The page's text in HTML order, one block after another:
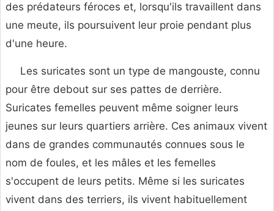
des prédateurs féroces et, lorsqu'ils travaillent dans
une meute, ils poursuivent leur proie pendant plus
d'une heure.
Les suricates sont un type de mangouste, connu
pour être debout sur ses pattes de derrière.
Suricates femelles peuvent même soigner leurs
jeunes sur leurs quartiers arrière. Ces animaux vivent
dans de grandes communautés connues sous le
nom de foules, et les mâles et les femelles
s'occupent de leurs petits. Même si les suricates
vivent dans des terriers, ils vivent habituellement